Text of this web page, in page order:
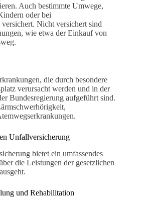
Auch bestimmte Umwege,
oder bei
Nicht versichert sind
wie etwa der Einkauf von
die durch besondere
verursacht werden und in der
Bundesregierung aufgeführt sind.
Unfallversicherung
bietet ein umfassendes
die Leistungen der gesetzlichen
und Rehabilitation